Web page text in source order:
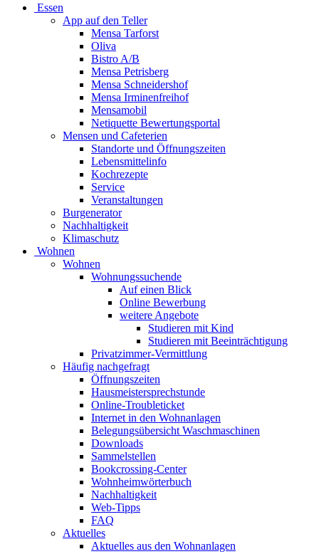
Essen
App auf den Teller
Mensa Tarforst
Oliva
Bistro A/B
Mensa Petrisberg
Mensa Schneidershof
Mensa Irminenfreihof
Mensamobil
Netiquette Bewertungsportal
Mensen und Cafeterien
Standorte und Öffnungszeiten
Lebensmittelinfo
Kochrezepte
Service
Veranstaltungen
Burgenerator
Nachhaltigkeit
Klimaschutz
Wohnen
Wohnen
Wohnungssuchende
Auf einen Blick
Online Bewerbung
weitere Angebote
Studieren mit Kind
Studieren mit Beeinträchtigung
Privatzimmer-Vermittlung
Häufig nachgefragt
Öffnungszeiten
Hausmeistersprechstunde
Online-Troubleticket
Internet in den Wohnanlagen
Belegungsübersicht Waschmaschinen
Downloads
Sammelstellen
Bookcrossing-Center
Wohnheimwörterbuch
Nachhaltigkeit
Web-Tipps
FAQ
Aktuelles
Aktuelles aus den Wohnanlagen